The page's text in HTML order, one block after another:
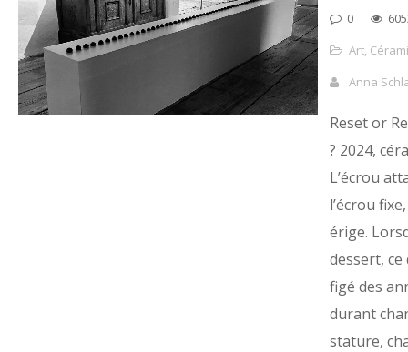
0
Art,
Anna
Reset or
? 2024,
L’écrou
l’écrou
érige.
dessert, ce
figé des
durant
stature,